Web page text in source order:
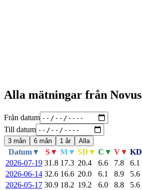
Alla mätningar från Novus
Från datum
Till datum
3 mån 6 mån 1 år Alla
Datum▼ S▼ M▼ SD ▼ C ▼ V▼ KD
2026-07-19 31.8 17.3 20.4 6.6 7.8 6.1
2026-06-14 32.6 16.6 20.0 6.1 8.9 5.6
2026-05-17 30.9 18.2 19.2 6.0 8.8 5.6